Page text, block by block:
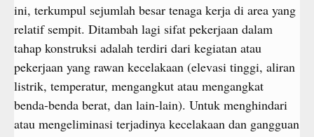
ini, terkumpul sejumlah besar tenaga kerja di area yang
relatif sempit. Ditambah lagi sifat pekerjaan dalam
tahap konstruksi adalah terdiri dari kegiatan atau
pekerjaan yang rawan kecelakaan (elevasi tinggi, aliran
listrik, temperatur, mengangkut atau mengangkat
benda-benda berat, dan lain-lain). Untuk menghindari
atau mengeliminasi terjadinya kecelakaan dan gangguan